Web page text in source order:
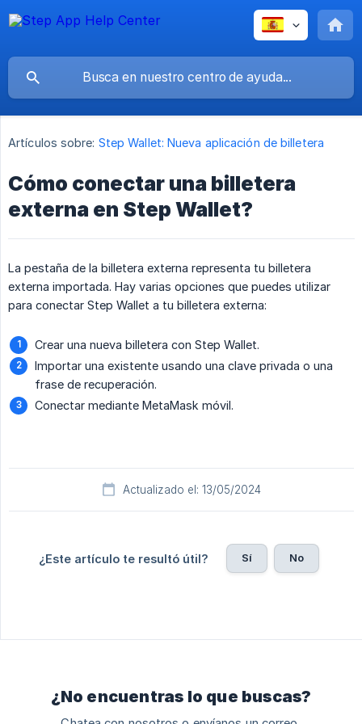
Artículos sobre: Step Wallet: Nueva aplicación de billetera
Cómo conectar una billetera
externa en Step Wallet?
La pestaña de la billetera externa representa tu billetera
externa importada. Hay varias opciones que puedes utilizar
para conectar Step Wallet a tu billetera externa:
Crear una nueva billetera con Step Wallet.
Importar una existente usando una clave privada o una
frase de recuperación.
Conectar mediante MetaMask móvil.
Actualizado el: 13/05/2024
¿Este artículo te resultó útil? Sí No
¿No encuentras lo que buscas?